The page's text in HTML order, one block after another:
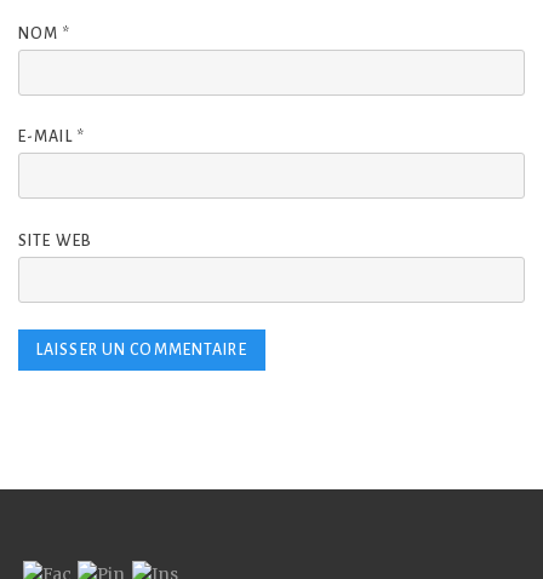
NOM *
E-MAIL *
SITE WEB